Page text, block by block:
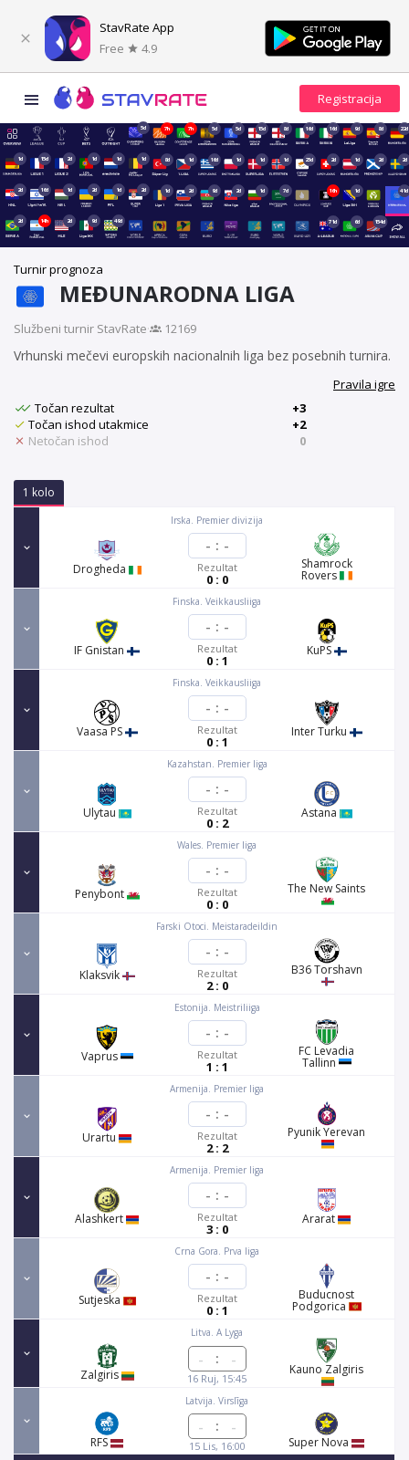
StavRate App
Free
4.9
5d 7h 7h 5d 5d 15d 8d 16d 16d 9d 8d 22d
1d 15d 2d 1d 1d 1d 8d 1d 16d 1d 1d 1d 23d 2d 1d 2d 2d
2d 16d 1d 2d 1d 2d 1d 2d 9d 2d 1d 7d 16h 1d 41d
2d 14h 2d 9d 49d 71d 6d 154d
Turnir prognoza
MEĐUNARODNA LIGA
Službeni turnir StavRate· 12169
Vrhunski mečevi europskih nacionalnih liga bez posebnih turnira.
Pravila igre
Točan rezultat
+3
Točan ishod utakmice
+2
Netočan ishod
0
1 kolo
Irska. Premier divizija
Drogheda
- : -
Rezultat
0 : 0
Shamrock
Rovers
Finska. Veikkausliiga
IF Gnistan
- : -
Rezultat
0 : 1
KuPS
Finska. Veikkausliiga
Vaasa PS
- : -
Rezultat
0 : 1
Inter Turku
Kazahstan. Premier liga
Ulytau
- : -
Rezultat
0 : 2
Astana
Wales. Premier liga
Penybont
- : -
Rezultat
0 : 0
The New Saints
Farski Otoci. Meistaradeildin
Klaksvik
- : -
Rezultat
2 : 0
B36 Torshavn
Estonija. Meistriliiga
Vaprus
- : -
Rezultat
1 : 1
FC Levadia
Tallinn
Armenija. Premier liga
Urartu
- : -
Rezultat
2 : 2
Pyunik Yerevan
Armenija. Premier liga
Alashkert
- : -
Rezultat
3 : 0
Ararat
Crna Gora. Prva liga
Sutjeska
- : -
Rezultat
0 : 1
Buducnost
Podgorica
Litva. A Lyga
Zalgiris
:
16 Ruj, 15:45
Kauno Zalgiris
Latvija. Virslīga
RFS
:
15 Lis, 16:00
Super Nova